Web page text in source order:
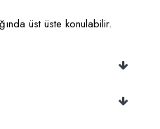
üst üste konulabilir.